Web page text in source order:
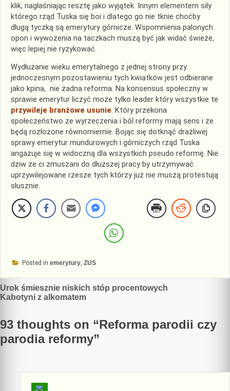
klik, nagłaśniając resztę jako wyjątek. Innym elementem siły
którego rząd Tuska się boi i dlatego go nie tknie choćby
długą tyczką są emerytury górnicze. Wspomnienia palonych
opon i wywożenia na taczkach muszą być jak widać świeże,
więc lepiej nie ryzykować.
Wydłużanie wieku emerytalnego z jednej strony przy
jednoczesnym pozostawieniu tych kwiatków jest odbierane
jako kpina, nie żadna reforma. Na konsensus społeczny w
sprawie emerytur liczyć może tylko leader który wszystkie te
przywileje branżowe usunie. Który przekona
społeczeństwo że wyrzeczenia i ból reformy mają sens i że
będą rozłożone równomiernie. Bojąc się dotknąć drażliwej
sprawy emerytur mundurowych i górniczych rząd Tuska
angażuje się w widoczną dla wszystkich pseudo reformę. Nie
dziw że ci zmuszani do dłuższej pracy by utrzymywać
uprzywilejowane rzesze tych którzy już nie muszą protestują
słusznie.
Posted in emerytury, ZUS
Nawigacja
wpisu
Urok śmiesznie niskich stóp procentowych
Kabotyni z alkomatem
93 thoughts on “Reforma parodii czy
parodia reformy”